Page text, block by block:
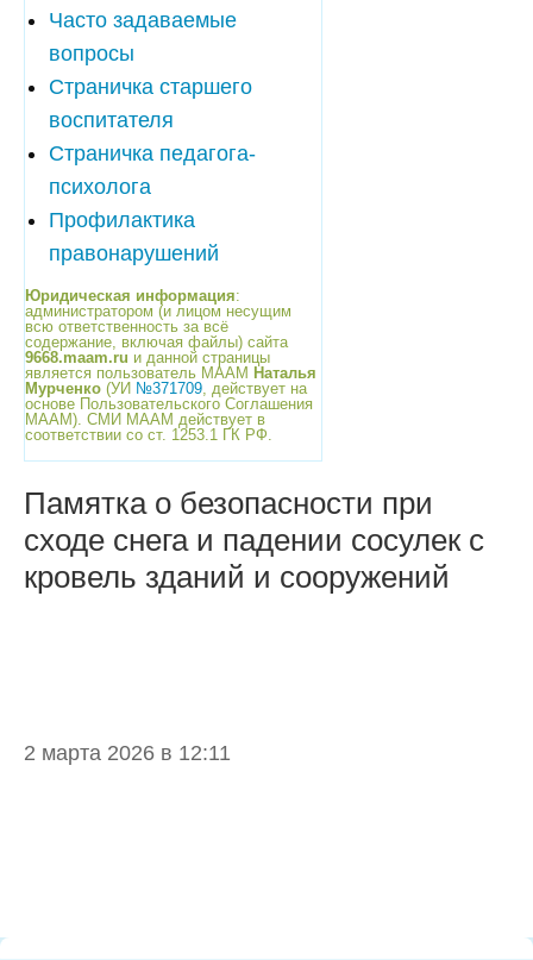
Часто задаваемые
вопросы
Страничка старшего
воспитателя
Страничка педагога-
психолога
Профилактика
правонарушений
Юридическая информация:
администратором (и лицом несущим
всю ответственность за всё
содержание, включая файлы) сайта
9668.maam.ru и данной страницы
является пользователь МААМ Наталья
Мурченко (УИ №371709, действует на
основе Пользовательского Соглашения
МААМ). СМИ МААМ действует в
соответствии со ст. 1253.1 ГК РФ.
Памятка о безопасности при
сходе снега и падении сосулек с
кровель зданий и сооружений
2 марта 2026 в 12:11